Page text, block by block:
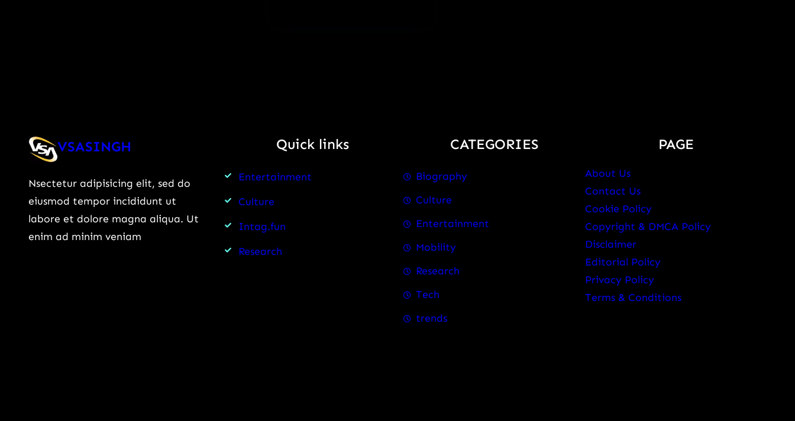
VSASINGH
Nsectetur adipisicing elit, sed do
eiusmod tempor incididunt ut
labore et dolore magna aliqua. Ut
enim ad minim veniam
Quick links
Entertainment
Culture
Intag.fun
Research
CATEGORIES
Biography
Culture
Entertainment
Mobility
Research
Tech
trends
PAGE
About Us
Contact Us
Cookie Policy
Copyright & DMCA Policy
Disclaimer
Editorial Policy
Privacy Policy
Terms & Conditions